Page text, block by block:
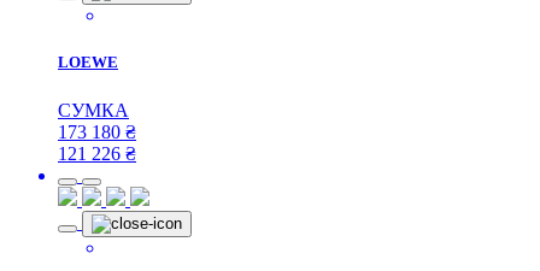
LOEWE
СУМКА
173 180 ₴
121 226 ₴